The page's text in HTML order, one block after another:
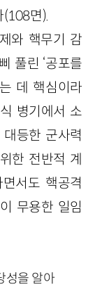
(108면).
와 핵무기 감
풀린 ‘공포를
데 핵심이라
병기에서 소
등한 군사력
한 전반적 계
서도 핵공격
무용한 일임
성을 알아